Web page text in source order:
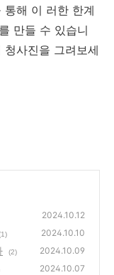
통해 이 러한 한계
만들 수 있습니
사진을 그려보세
2024.10.12
2024.10.10
(2) 2024.10.09
2024.10.07